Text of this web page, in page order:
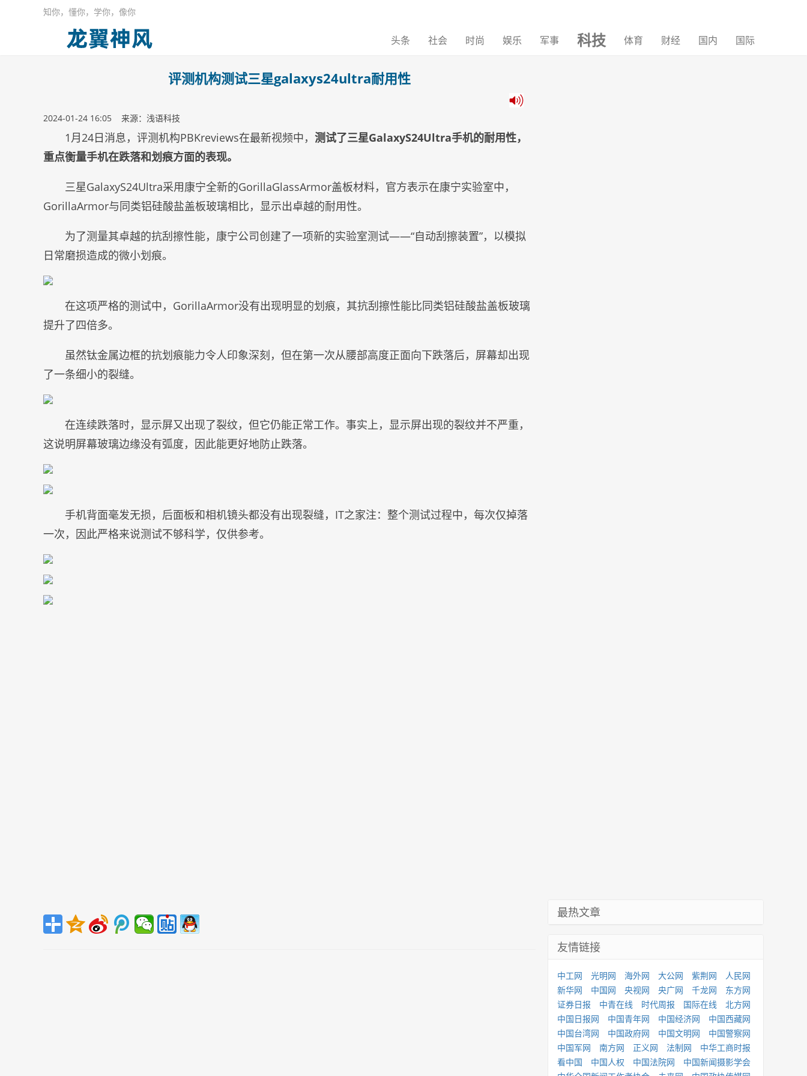
知你，懂你，学你，像你
头条 社会 时尚 娱乐 军事 科技 体育 财经 国内 国际
评测机构测试三星galaxys24ultra耐用性
2024-01-24 16:05 来源：浅语科技
1月24日消息，评测机构PBKreviews在最新视频中， 测试了三星GalaxyS24Ultra手机的耐用性，
重点衡量手机在跌落和划痕方面的表现。
三星GalaxyS24Ultra采用康宁全新的GorillaGlassArmor盖板材料，官方表示在康宁实验室中，
GorillaArmor与同类铝硅酸盐盖板玻璃相比，显示出卓越的耐用性。
为了测量其卓越的抗刮擦性能，康宁公司创建了一项新的实验室测试——“自动刮擦装置”，以模拟
日常磨损造成的微小划痕。
在这项严格的测试中，GorillaArmor没有出现明显的划痕，其抗刮擦性能比同类铝硅酸盐盖板玻璃
提升了四倍多。
虽然钛金属边框的抗划痕能力令人印象深刻，但在第一次从腰部高度正面向下跌落后，屏幕却出现
了一条细小的裂缝。
在连续跌落时，显示屏又出现了裂纹，但它仍能正常工作。事实上，显示屏出现的裂纹并不严重，
这说明屏幕玻璃边缘没有弧度，因此能更好地防止跌落。
手机背面毫发无损，后面板和相机镜头都没有出现裂缝，IT之家注：整个测试过程中，每次仅掉落
一次，因此严格来说测试不够科学，仅供参考。
最热文章
友情链接
中工网 光明网 海外网 大公网 紫荆网
人民网
新华网
中国网 央视网 央广网 千龙网
东方网
证券日报
中青在线 时代周报 国际在线
北方网
中国日报网
中国青年网 中国经济网
中国西藏网
中国台湾网
中国政府网 中国文明网
中国警察网
中国军网
南方网 正义网 法制网
中华工商时报
看中国
中国人权 中国法院网
中国新闻摄影学会